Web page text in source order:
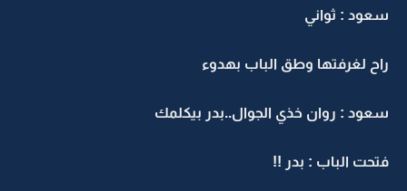
سعود : ثواني
راح لغرفتها وطق الباب بهدوء
سعود : روان خذي الجوال..بدر بيكلمك
فتحت الباب : بدر !!